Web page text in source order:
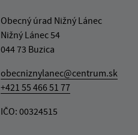
Obecný úrad Nižný Lánec
Nižný Lánec 54
044 73 Buzica
obecniznylanec@centrum.sk
+421 55 466 51 77
IČO: 00324515